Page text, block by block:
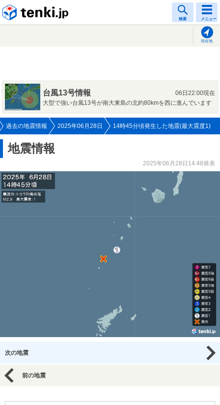
検索 メニュー
現在地
台風13号情報
06日22:00現在
大型で強い台風13号が南大東島の北約80kmを西に進んでいます
過去の地震情報 2025年06月28日 14時45分頃発生した地震(最大震度1)
地震情報
2025年06月28日14:48発表
次の地震
前の地震